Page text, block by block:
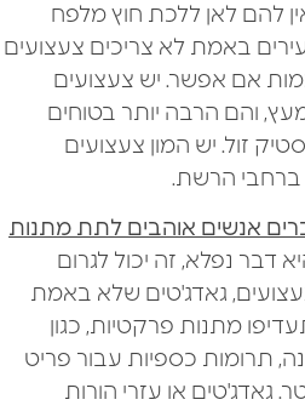
להם לאן ללכת חוץ מלפח
באמת לא צריכים צעצועים
אם אפשר. יש צעצועים
והם הרבה יותר בטוחים
זול. יש המון צעצועים
ברחבי הרשת.
אנשים אוהבים לתת מתנות
דבר נפלא, זה יכול לגרום
גאדג'טים שלא באמת
מתנות פרקטיות, כגון
תרומות כספיות עבור פריט
גאדג'טים או עזרי הורות